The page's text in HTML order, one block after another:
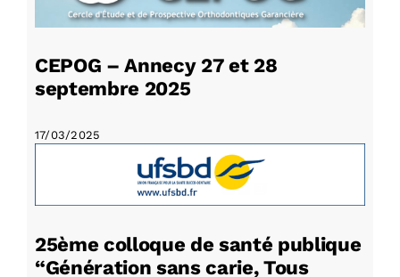
CEPOG – Annecy 27 et 28
septembre 2025
17/03/2025
25ème colloque de santé publique
“Génération sans carie, Tous